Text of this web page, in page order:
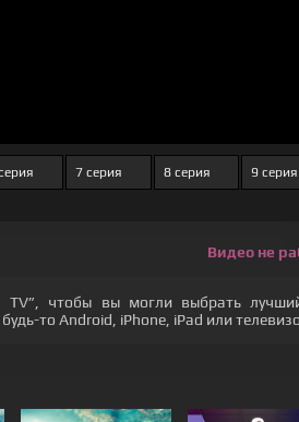
7 серия 8 серия 9 серия
Видео не
чтобы вы могли выбрать
то Android, iPhone, iPad или